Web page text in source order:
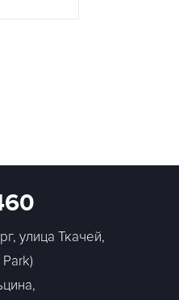
улица Ткачей,